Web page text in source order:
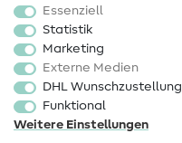
Sale
Schnittmuster
Essenziell
Statistik
Marketing
Externe Medien
DHL Wunschzustellung
Funktional
Weitere Einstellungen